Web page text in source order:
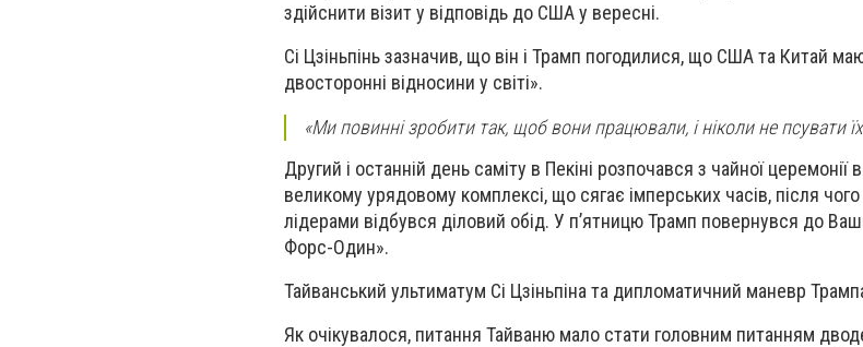
здійснити візит у відповідь до США у вересні.
Сі Цзіньпінь зазначив, що він і Трамп погодилися, що США та Китай
двосторонні відносини у світі».
«Ми повинні зробити так, щоб вони працювали, і ніколи не псувати
Другий і останній день саміту в Пекіні розпочався з чайної
великому урядовому комплексі, що сягає імперських часів, після
лідерами відбувся діловий обід. У п’ятницю Трамп повернувся до
Форс-Один».
Тайванський ультиматум Сі Цзіньпіна та дипломатичний маневр
Як очікувалося, питання Тайваню мало стати головним питанням